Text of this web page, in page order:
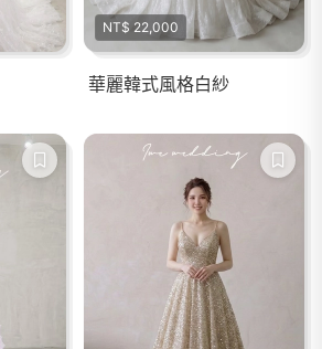
NT$ 22,000
華麗韓式風格白紗